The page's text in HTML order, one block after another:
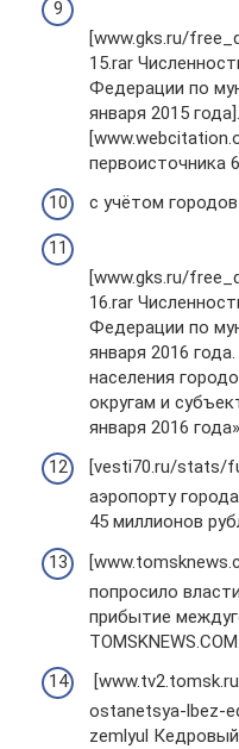
[www.gks.ru/
15.rar
Федерации по
января 2015
первоисточника
с учётом
[www.gks.ru/
16.rar
Федерации по
января 2016
населения
округам и
января 2016
[vesti70.ru/stats/
аэропорту
45 миллионов
попросило
прибытие
TOMSKNEWS.COM.
ostanetsya-lbez-
zemlyul